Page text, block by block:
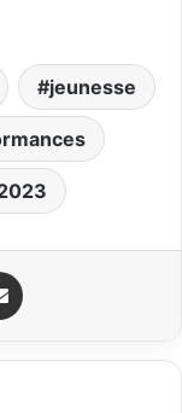
jeunesse